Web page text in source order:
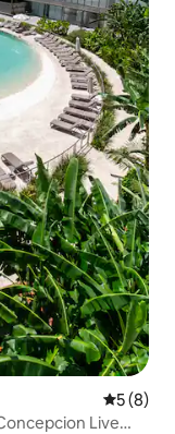
Средна
5 (8)
Live